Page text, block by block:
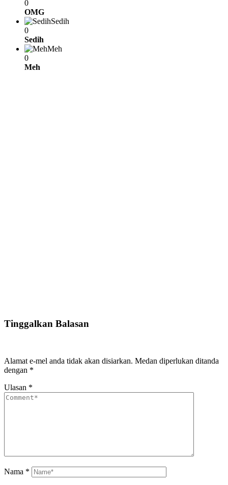
0
OMG
Sedih
0
Sedih
Meh
0
Meh
Tinggalkan Balasan
Alamat e-mel anda tidak akan disiarkan. Medan diperlukan ditanda
dengan *
Ulasan *
Nama *